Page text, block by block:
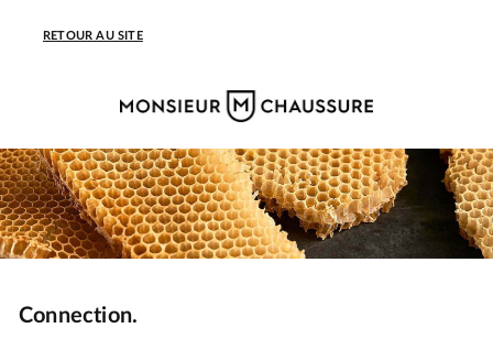
RETOUR AU SITE
Connection.